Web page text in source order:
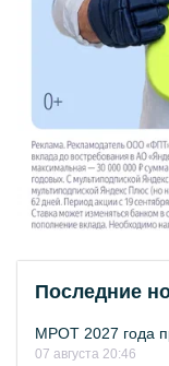
Последние
МРОТ 2027 года
07 августа 20:46